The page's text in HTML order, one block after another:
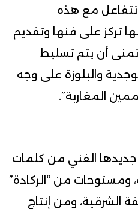
تتفاعل مع هذه
تركز على فنها وتقديم
أن يتم تسليط
والبلوزة على وجه
المغاربة”.
جديدها الفني من كلمات
ومستوحات من “الركادة”
الشرقية، ومن إنتاج